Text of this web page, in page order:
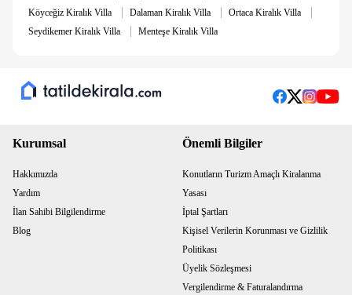
Lüks detayları, doğa içerisindeki konumu ve geniş kapasitesi
ile , unutulmaz bir villa tatili geçirmek isteyen misafirler için
mükemmel bir tercih sunmaktadır.
Köyceğiz Kiralık Villa | Dalaman Kiralık Villa | Ortaca Kiralık Villa |
Seydikemer Kiralık Villa | Menteşe Kiralık Villa
Kurumsal
Hakkımızda
Yardım
İlan Sahibi Bilgilendirme
Blog
Önemli Bilgiler
Konutların Turizm Amaçlı Kiralanma
Yasası
İptal Şartları
Kişisel Verilerin Korunması ve Gizlilik
Politikası
Üyelik Sözleşmesi
Vergilendirme & Faturalandırma